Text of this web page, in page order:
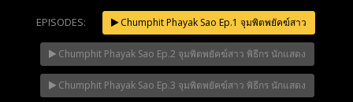
NOW PLAYING Mani Nakha Ep.14
EPISODES: Chumphit Phayak Sao Ep.1 จุมพิตพยัคฆ์สาว
Chumphit Phayak Sao Ep.2 จุมพิตพยัคฆ์สาว พิธีกร นักแสดง
Chumphit Phayak Sao Ep.3 จุมพิตพยัคฆ์สาว พิธีกร นักแสดง